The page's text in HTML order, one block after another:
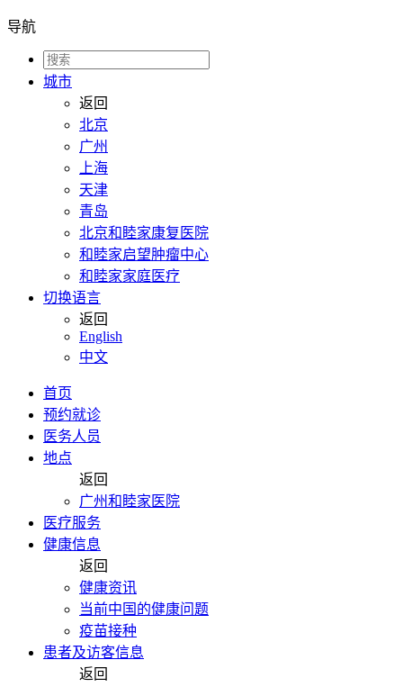
导航
城市
返回
北京
广州
上海
天津
青岛
北京和睦家康复医院
和睦家启望肿瘤中心
和睦家家庭医疗
切换语言
返回
English
中文
首页
预约就诊
医务人员
地点
返回
广州和睦家医院
医疗服务
健康信息
返回
健康资讯
当前中国的健康问题
疫苗接种
患者及访客信息
返回